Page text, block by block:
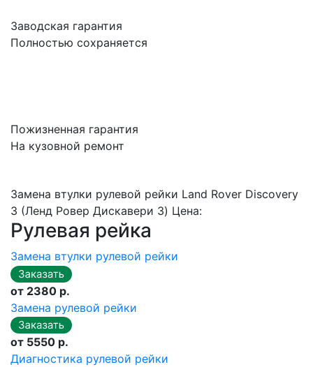
Заводская гарантия
Полностью сохраняется
Пожизненная гарантия
На кузовной ремонт
Замена втулки рулевой рейки Land Rover Discovery
3 (Ленд Ровер Дискавери 3) Цена:
Рулевая рейка
Замена втулки рулевой рейки
от 2380 р.
Замена рулевой рейки
от 5550 р.
Диагностика рулевой рейки